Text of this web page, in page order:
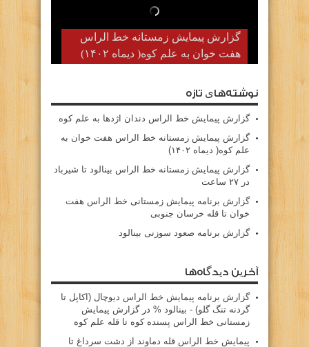
گزارش پیمایش زمستانه خط الراس
هفت خوان به علم کوه( دیماه ۱۴۰۲)
نوشته‌های تازه
گزارش پیمایش خط الراس دندان اژدها به علم کوه
گزارش پیمایش زمستانه خط الراس هفت خوان به
علم کوه( دیماه ۱۴۰۲)
گزارش پیمایش زمستانه خط الراس بینالود تا شیرباد
در ۲۷ ساعت
گزارش برنامه پیمایش زمستانی خط الراس هفت
خوان تا قله خرسان جنوبی
گزارش برنامه صعود سوزنی بینالود
آخرین دیدگاه‌ها
گزارش برنامه پيمايش خط الراس ديوچال (اكاپل تا
گردنه تنگ گلو) - بينالود % درگزارش پیمایش
زمستانی خط الراس پسنده کوه تا قله علم کوه
پيمايش خط الراس قله دماوند از دشت سرداغ تا